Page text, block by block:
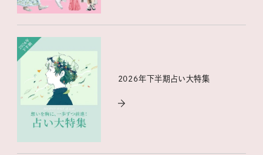
2026年下半期占い大特集